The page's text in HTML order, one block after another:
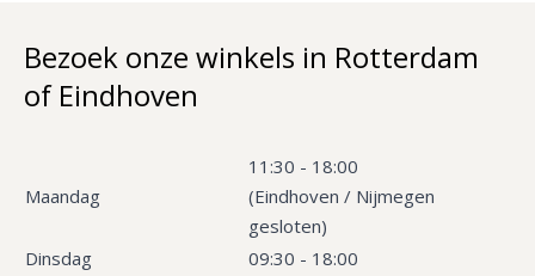
Bezoek onze winkels in Rotterdam
of Eindhoven
Maandag
11:30 - 18:00
(Eindhoven / Nijmegen
gesloten)
Dinsdag
09:30 - 18:00